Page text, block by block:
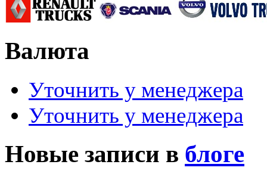
Валюта
Уточнить у менеджера
Уточнить у менеджера
Новые записи в блоге